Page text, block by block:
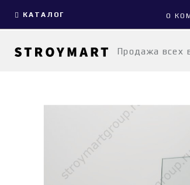
КАТАЛОГ О
Продажа всех